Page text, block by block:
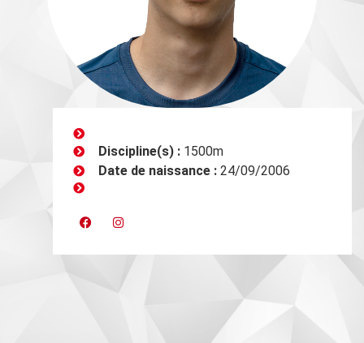
Discipline(s) :1500m
Date de naissance :24/09/2006